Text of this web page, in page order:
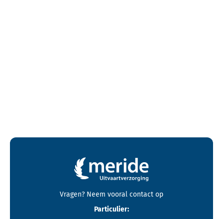
Contactgegevens en footer menu van Meride
Vragen? Neem vooral contact op
Particulier: